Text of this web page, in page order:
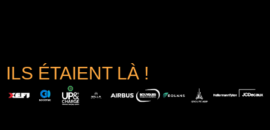
ILS ÉTAIENT LÀ !